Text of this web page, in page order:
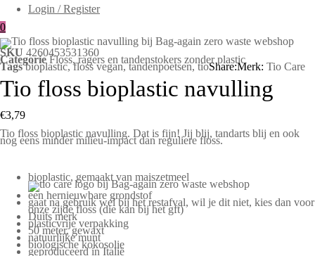
Login / Register
0
SKU 4260453531360
Categorie Floss, ragers en tandenstokers zonder plastic
Tags bioplastic,floss vegan,tandenpoetsen,tioShare:Merk: Tio Care
Tio floss bioplastic navulling
€3,79
Tio floss bioplastic navulling. Dat is fijn! Jij blij, tandarts blij en ook
nog eens minder milieu-impact dan reguliere floss.
bioplastic, gemaakt van maiszetmeel
een hernieuwbare grondstof
gaat na gebruik wel bij het restafval, wil je dit niet, kies dan voor
onzezijde floss (die kan bij het gft)
Duits merk
plasticvrije verpakking
50 meter, gewaxt
natuurlijke munt
biologische kokosolie
geproduceerd in Italië